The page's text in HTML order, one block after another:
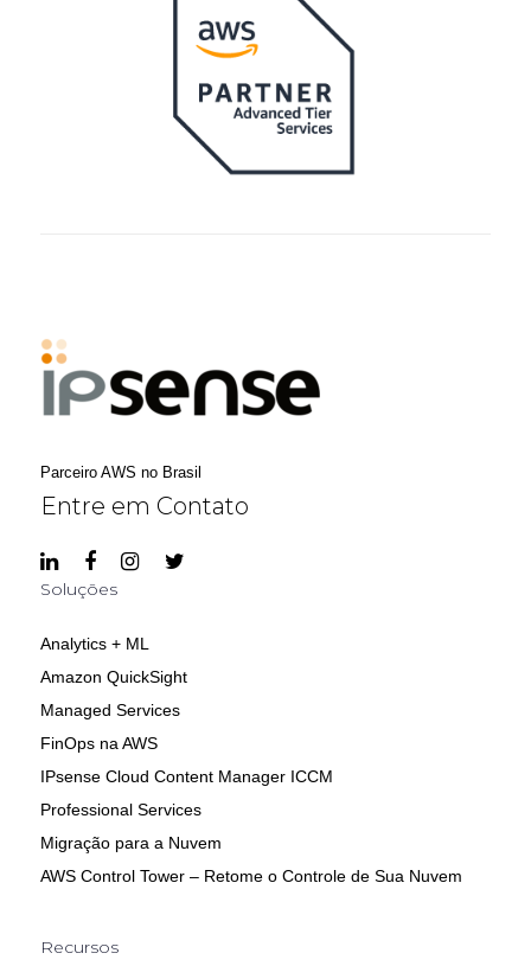
Parceiro AWS no Brasil
Entre em Contato
Soluções
Analytics + ML
Amazon QuickSight
Managed Services
FinOps na AWS
IPsense Cloud Content Manager ICCM
Professional Services
Migração para a Nuvem
AWS Control Tower – Retome o Controle de Sua Nuvem
Recursos